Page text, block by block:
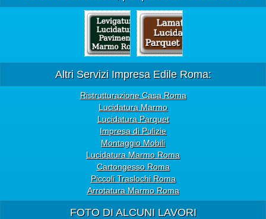
Altri Servizi Impresa Edile Roma:
Ristrutturazione Casa Roma
Lucidatura Marmo
Lucidatura Parquet
Impresa di Pulizie
Montaggio Mobili
Lucidatura Marmo Roma
Cartongesso Roma
Piccoli Traslochi Roma
Arrotatura Marmo Roma
FOTO DI ALCUNI LAVORI